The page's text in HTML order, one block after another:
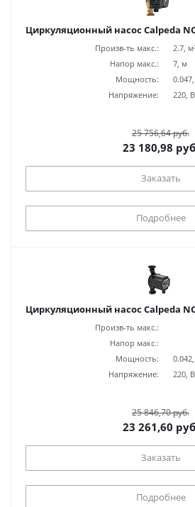
Циркуляционный насос Calpeda
Произв-ть макс.:
2.7,
Напор макс.:
7, м
Мощность:
Напряжение:
220, В
25 756,64 руб.
23 180,98
Заказать
Подробнее
Циркуляционный насос Calpeda
Произв-ть макс.:
Напор макс.:
Мощность:
Напряжение:
220, В
25 846,70 руб.
23 261,60
Заказать
Подробнее